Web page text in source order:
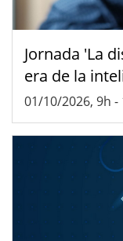
Jornada 'La
era de la
01/10/2026, 9h -